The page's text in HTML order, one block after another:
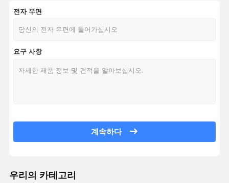
전자 우편
요구 사항
계속하다
우리의 카테고리